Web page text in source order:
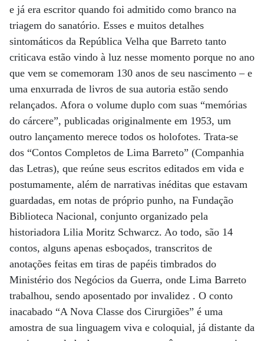
e já era escritor quando foi admitido como branco na
triagem do sanatório. Esses e muitos detalhes
sintomáticos da República Velha que Barreto tanto
criticava estão vindo à luz nesse momento porque no ano
que vem se comemoram 130 anos de seu nascimento – e
uma enxurrada de livros de sua autoria estão sendo
relançados. Afora o volume duplo com suas “memórias
do cárcere”, publicadas originalmente em 1953, um
outro lançamento merece todos os holofotes. Trata-se
dos “Contos Completos de Lima Barreto” (Companhia
das Letras), que reúne seus escritos editados em vida e
postumamente, além de narrativas inéditas que estavam
guardadas, em notas de próprio punho, na Fundação
Biblioteca Nacional, conjunto organizado pela
historiadora Lilia Moritz Schwarcz. Ao todo, são 14
contos, alguns apenas esboçados, transcritos de
anotações feitas em tiras de papéis timbrados do
Ministério dos Negócios da Guerra, onde Lima Barreto
trabalhou, sendo aposentado por invalidez . O conto
inacabado “A Nova Classe dos Cirurgiões” é uma
amostra de sua linguagem viva e coloquial, já distante da